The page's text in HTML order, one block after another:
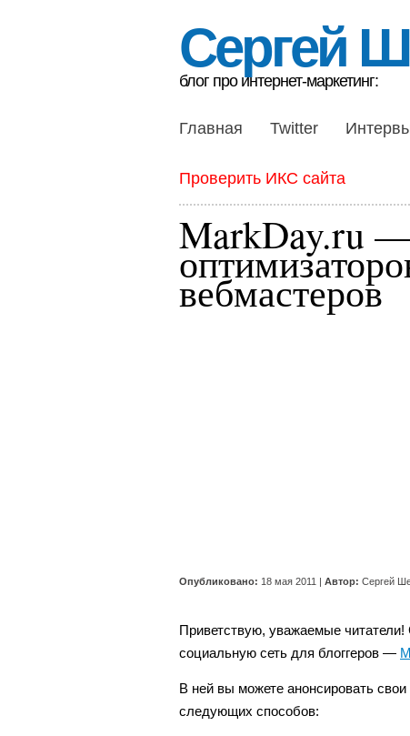
Сергей
блог про интернет-маркетинг:
Главная Twitter
Проверить ИКС сайта
MarkDay.ru
вебмастеров
Опубликовано: 18 мая 2011 | Автор: Сергей
Приветствую, уважаемые
социальную сеть для блоггеров —
В ней вы можете анонсировать
следующих способов: